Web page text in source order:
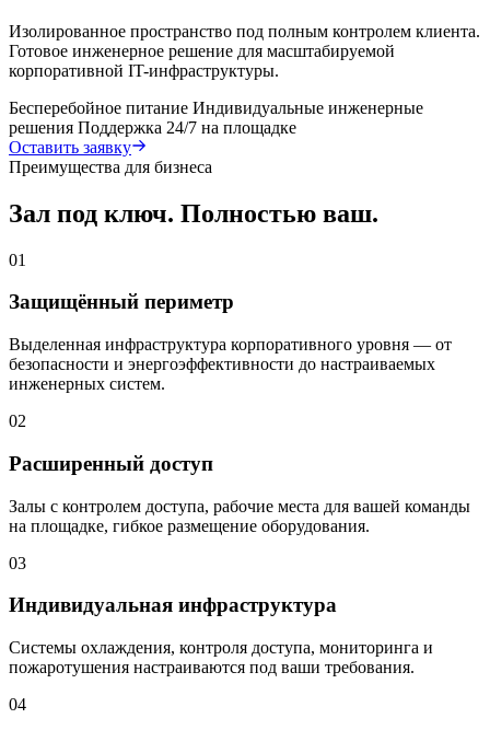
Изолированное пространство под полным контролем клиента.
Готовое инженерное решение для масштабируемой
корпоративной IT-инфраструктуры.
Бесперебойное питание Индивидуальные инженерные
решения Поддержка 24/7 на площадке
Оставить заявку
Преимущества для бизнеса
Зал под ключ. Полностью ваш.
01
Защищённый периметр
Выделенная инфраструктура корпоративного уровня — от
безопасности и энергоэффективности до настраиваемых
инженерных систем.
02
Расширенный доступ
Залы с контролем доступа, рабочие места для вашей команды
на площадке, гибкое размещение оборудования.
03
Индивидуальная инфраструктура
Системы охлаждения, контроля доступа, мониторинга и
пожаротушения настраиваются под ваши требования.
04